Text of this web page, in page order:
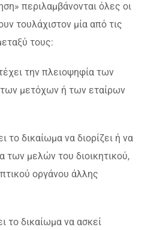
περιλαμβάνονται όλες οι
τουλάχιστον μία από τις
τους:
την πλειοψηφία των
μετόχων ή των εταίρων
το δικαίωμα να διορίζει ή να
των μελών του διοικητικού,
οργάνου άλλης
το δικαίωμα να ασκεί